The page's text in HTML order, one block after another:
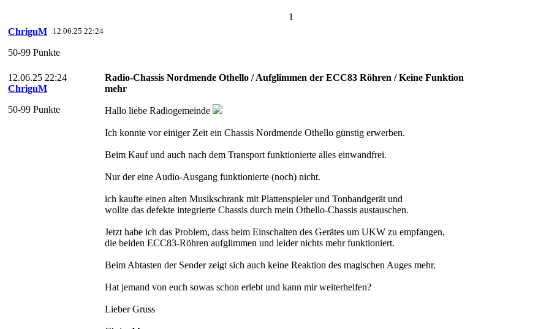
1
12.06.25 22:24
ChriguM
50-99 Punkte
12.06.25 22:24
ChriguM
50-99 Punkte
Radio-Chassis Nordmende Othello / Aufglimmen der ECC83 Röhren / Keine Funktion
mehr
Hallo liebe Radiogemeinde
Ich konnte vor einiger Zeit ein Chassis Nordmende Othello günstig erwerben.
Beim Kauf und auch nach dem Transport funktionierte alles einwandfrei.
Nur der eine Audio-Ausgang funktionierte (noch) nicht.
ich kaufte einen alten Musikschrank mit Plattenspieler und Tonbandgerät und
wollte das defekte integrierte Chassis durch mein Othello-Chassis austauschen.
Jetzt habe ich das Problem, dass beim Einschalten des Gerätes um UKW zu empfangen,
die beiden ECC83-Röhren aufglimmen und leider nichts mehr funktioniert.
Beim Abtasten der Sender zeigt sich auch keine Reaktion des magischen Auges mehr.
Hat jemand von euch sowas schon erlebt und kann mir weiterhelfen?
Lieber Gruss